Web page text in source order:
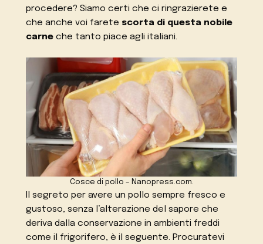
procedere? Siamo certi che ci ringrazierete e
che anche voi farete scorta di questa nobile
carne che tanto piace agli italiani.
Cosce di pollo – Nanopress.com.
Il segreto per avere un pollo sempre fresco e
gustoso, senza l’alterazione del sapore che
deriva dalla conservazione in ambienti freddi
come il frigorifero, è il seguente. Procuratevi